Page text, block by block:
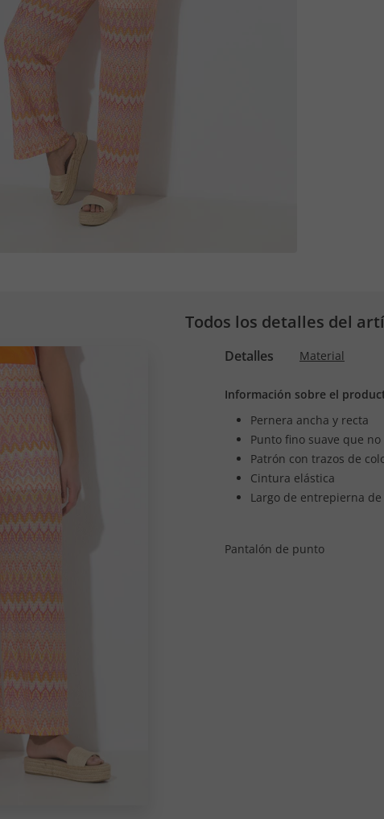
Todos los detalles del
Detalles Material
Información sobre el
Pernera ancha y recta
Punto fino suave que
Patrón con trazos de
Cintura elástica
Largo de entrepierna
Pantalón de punto